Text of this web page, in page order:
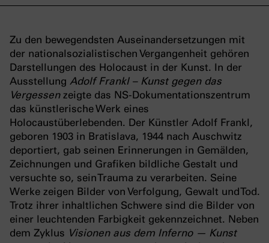
Zu den bewegendsten Auseinandersetzungen mit
der nationalsozialistischen Vergangenheit gehören
Darstellungen des Holocaust in der Kunst. In der
Ausstellung Adolf Frankl – Kunst gegen das
Vergessenzeigte das NS-Dokumentationszentrum
das künstlerische Werk eines
Holocaustüberlebenden. Der Künstler Adolf Frankl,
geboren 1903 in Bratislava, 1944 nach Auschwitz
deportiert, gab seinen Erinnerungen in Gemälden,
Zeichnungen und Grafiken bildliche Gestalt und
versuchte so, sein Trauma zu verarbeiten. Seine
Werke zeigen Bilder von Verfolgung, Gewalt und Tod.
Trotz ihrer inhaltlichen Schwere sind die Bilder von
einer leuchtenden Farbigkeit gekennzeichnet. Neben
dem Zyklus Visionen aus dem Inferno — Kunst